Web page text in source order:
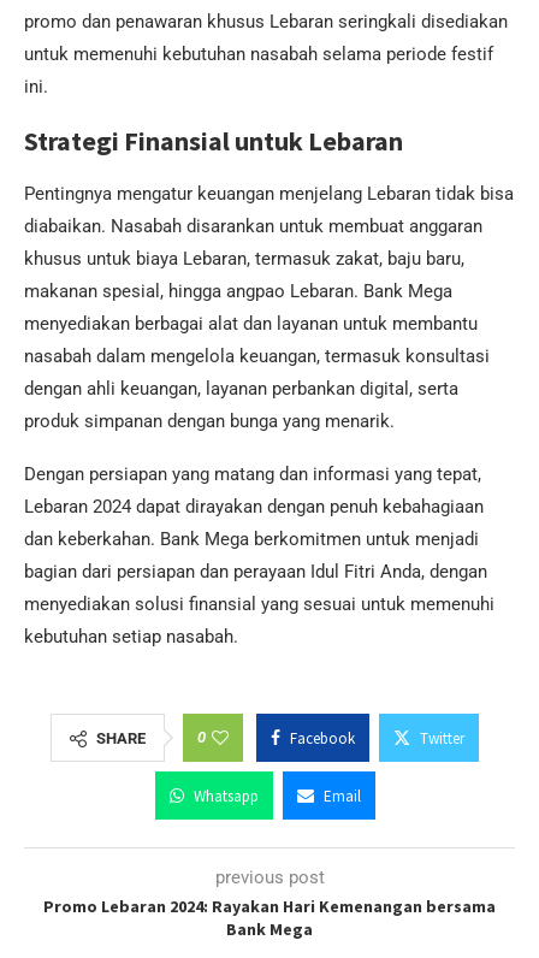
promo dan penawaran khusus Lebaran seringkali disediakan
untuk memenuhi kebutuhan nasabah selama periode festif
ini.
Strategi Finansial untuk Lebaran
Pentingnya mengatur keuangan menjelang Lebaran tidak bisa
diabaikan. Nasabah disarankan untuk membuat anggaran
khusus untuk biaya Lebaran, termasuk zakat, baju baru,
makanan spesial, hingga angpao Lebaran. Bank Mega
menyediakan berbagai alat dan layanan untuk membantu
nasabah dalam mengelola keuangan, termasuk konsultasi
dengan ahli keuangan, layanan perbankan digital, serta
produk simpanan dengan bunga yang menarik.
Dengan persiapan yang matang dan informasi yang tepat,
Lebaran 2024 dapat dirayakan dengan penuh kebahagiaan
dan keberkahan. Bank Mega berkomitmen untuk menjadi
bagian dari persiapan dan perayaan Idul Fitri Anda, dengan
menyediakan solusi finansial yang sesuai untuk memenuhi
kebutuhan setiap nasabah.
SHARE 0 Facebook Twitter
Whatsapp Email
previous post
Promo Lebaran 2024: Rayakan Hari Kemenangan bersama
Bank Mega